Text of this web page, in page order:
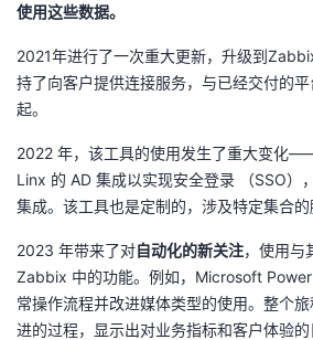
使用这些数据。
2021年进行了一次重大更新，升级到
持了向客户提供连接服务，与已经交付的
起。
2022 年，该工具的使用发生了重大变化
Linx 的 AD 集成以实现安全登录 （SSO）
集成。该工具也是定制的，涉及特定集合的
2023 年带来了对自动化的新关注，使用与
Zabbix 中的功能。例如，Microsoft
常操作流程并改进媒体类型的使用。整个
进的过程，显示出对业务指标和客户体验的